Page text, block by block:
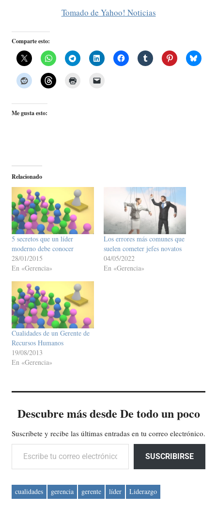
Tomado de Yahoo! Noticias
Comparte esto:
Me gusta esto:
Relacionado
5 secretos que un líder
moderno debe conocer
28/01/2015
En «Gerencia»
Los errores más comunes que
suelen cometer jefes novatos
04/05/2022
En «Gerencia»
Cualidades de un Gerente de
Recursos Humanos
19/08/2013
En «Gerencia»
Descubre más desde De todo un poco
Suscríbete y recibe las últimas entradas en tu correo electrónico.
Escribe tu correo electrónico…
SUSCRIBIRSE
cualidades gerencia gerente líder Liderazgo